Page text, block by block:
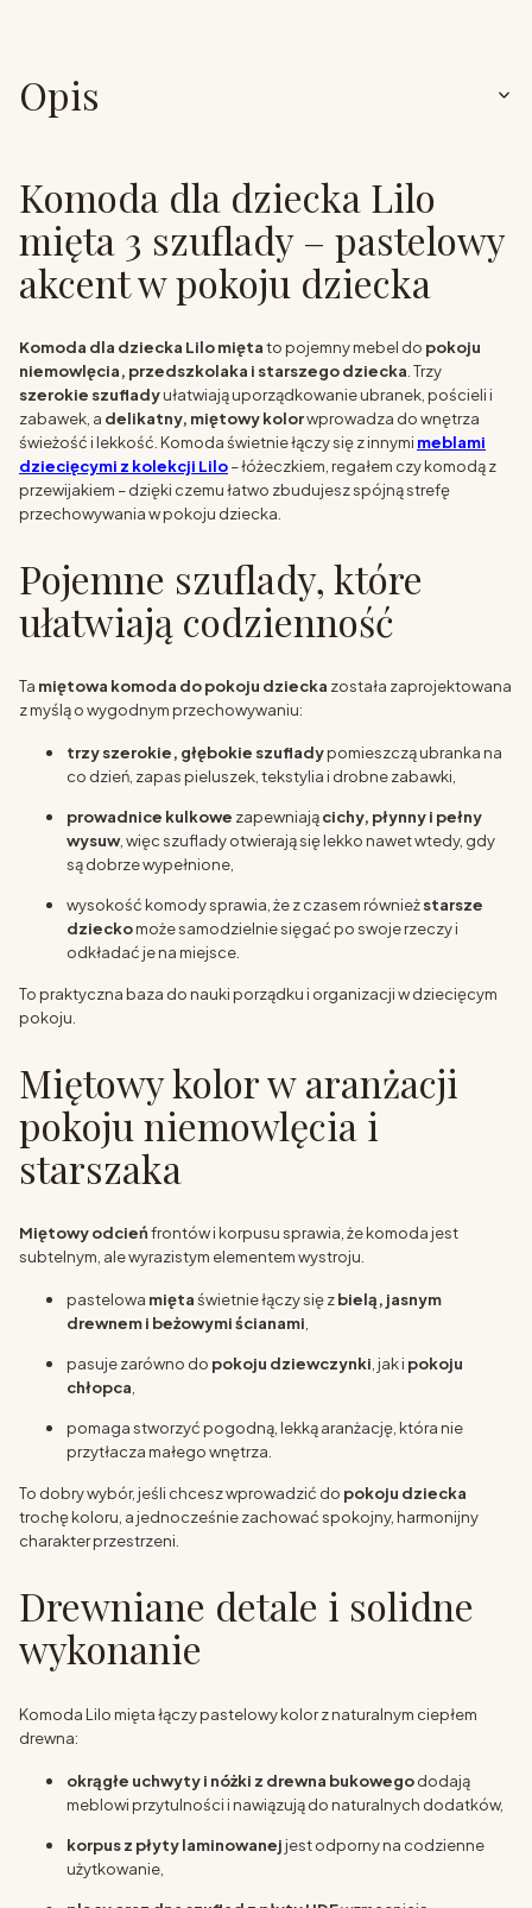
Opis
Komoda dla dziecka Lilo
mięta 3 szuflady – pastelowy
akcent w pokoju dziecka
Komoda dla dziecka Lilo miętato pojemny mebel do pokoju
niemowlęcia, przedszkolaka i starszego dziecka. Trzy
szerokie szufladyułatwiają uporządkowanie ubranek, pościeli i
zabawek, a delikatny, miętowy kolorwprowadza do wnętrza
świeżość i lekkość. Komoda świetnie łączy się z innymi meblami
dziecięcymi z kolekcji Lilo– łóżeczkiem, regałem czy komodą z
przewijakiem – dzięki czemu łatwo zbudujesz spójną strefę
przechowywania w pokoju dziecka.
Pojemne szuflady, które
ułatwiają codzienność
Ta miętowa komoda do pokoju dziecka została zaprojektowana
z myślą o wygodnym przechowywaniu:
trzy szerokie, głębokie szufladypomieszczą ubranka na
co dzień, zapas pieluszek, tekstylia i drobne zabawki,
prowadnice kulkowe zapewniającichy, płynny i pełny
wysuw, więc szuflady otwierają się lekko nawet wtedy, gdy
są dobrze wypełnione,
wysokość komody sprawia, że z czasem równieżstarsze
dzieckomoże samodzielnie sięgać po swoje rzeczy i
odkładać je na miejsce.
To praktyczna baza do nauki porządku i organizacji w dziecięcym
pokoju.
Miętowy kolor w aranżacji
pokoju niemowlęcia i
starszaka
Miętowy odcieńfrontów i korpusu sprawia, że komoda jest
subtelnym, ale wyrazistym elementem wystroju.
pastelowa miętaświetnie łączy się zbielą, jasnym
drewnem i beżowymi ścianami,
pasuje zarówno do pokoju dziewczynki, jak i pokoju
chłopca,
pomaga stworzyć pogodną, lekką aranżację, która nie
przytłacza małego wnętrza.
To dobry wybór, jeśli chcesz wprowadzić do pokoju dziecka
trochę koloru, a jednocześnie zachować spokojny, harmonijny
charakter przestrzeni.
Drewniane detale i solidne
wykonanie
Komoda Lilo mięta łączy pastelowy kolor z naturalnym ciepłem
drewna:
okrągłe uchwyty i nóżki z drewna bukowegododają
meblowi przytulności i nawiązują do naturalnych dodatków,
korpus z płyty laminowanej jest odporny na codzienne
użytkowanie,